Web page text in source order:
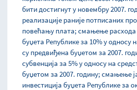
бити достигнут у новембру 2007.
реализације раније потписаних
повећању плата; смањење расхода
буџета Републике за 10% у односу
су предвиђена буџетом за 2007.
субвенција за 5% у односу на
буџетом за 2007. годину; смањење
инвестиција буџета Републике за